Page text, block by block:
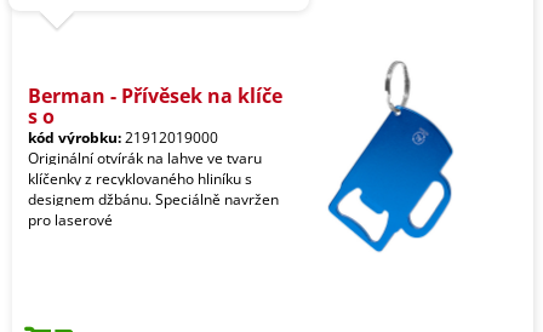
Berman - Přívěsek na klíče
s o
kód výrobku:21912019000
Originální otvírák na lahve ve tvaru
klíčenky z recyklovaného hliníku s
designem džbánu. Speciálně navržen
pro laserové